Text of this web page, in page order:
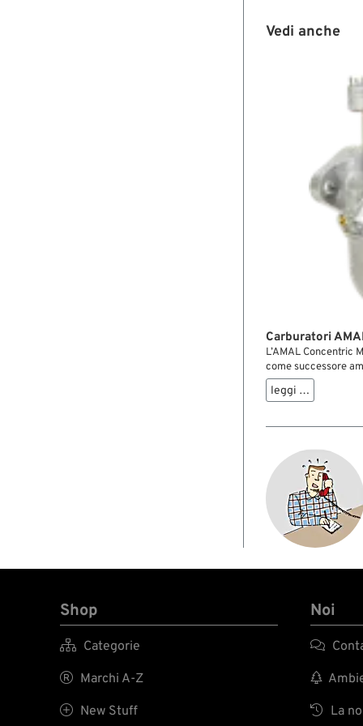
Vedi anche
Carburatori
L’AMAL Concentric
come successore
Risulta più
completamente
e del minimo sono
leggi …
Shop
 Categorie
 Marchi A-Z
 New Stuff
Noi


 La